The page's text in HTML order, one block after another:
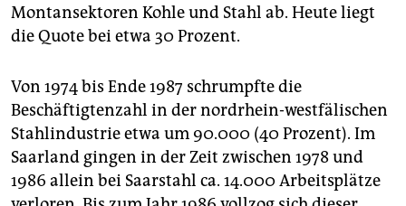
Montansektoren Kohle und Stahl ab. Heute liegt
die Quote bei etwa 30 Prozent.
Von 1974 bis Ende 1987 schrumpfte die
Beschäftigtenzahl in der nordrhein-westfälischen
Stahlindustrie etwa um 90.000 (40 Prozent). Im
Saarland gingen in der Zeit zwischen 1978 und
1986 allein bei Saarstahl ca. 14.000 Arbeitsplätze